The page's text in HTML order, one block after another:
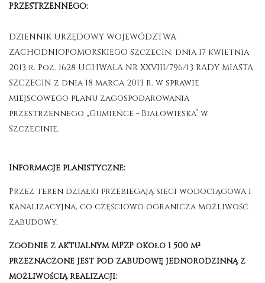
PRZESTRZENNEGO:
DZIENNIK URZĘDOWY WOJEWÓDZTWA
ZACHODNIOPOMORSKIEGO Szczecin, dnia 17 kwietnia
2013 r. Poz. 1628 UCHWAŁA NR XXVIII/796/13 RADY MIASTA
SZCZECIN z dnia 18 marca 2013 r. w sprawie
miejscowego planu zagospodarowania
przestrzennego „Gumieńce - Białowieska” w
Szczecinie.
Informacje planistyczne:
Przez teren działki przebiegają sieci wodociągowa i
kanalizacyjna, co częściowo ogranicza możliwość
zabudowy.
Zgodnie z aktualnym MPZP około 1 500 m²
przeznaczone jest pod zabudowę jednorodzinną z
możliwością realizacji: